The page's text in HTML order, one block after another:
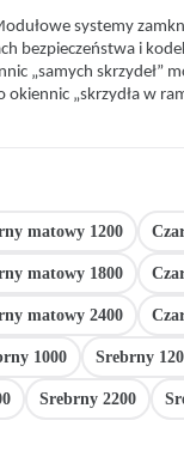
systemy
bezpieczeństwa i
„samych skrzydeł”
„skrzydła w
matowy 1200
matowy 1800
matowy 2400
1000 Srebrny
Srebrny 2200